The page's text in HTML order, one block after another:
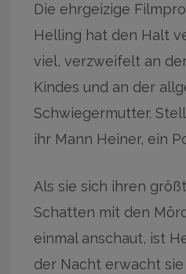
Die ehrgeizige
Helling hat den Halt
viel, verzweifelt an
Kindes und an der
Schwiegermutter.
ihr Mann Heiner, ein
Als sie sich ihren
Schatten mit den
einmal anschaut, ist
der Nacht erwacht